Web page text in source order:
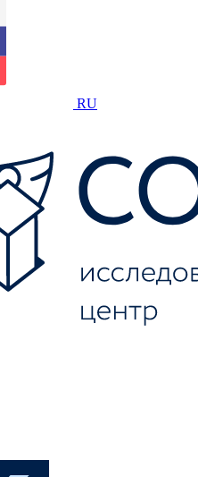
RU